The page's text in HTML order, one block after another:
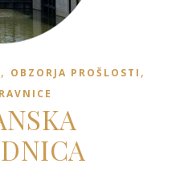
, OBZORJA PROŠLOSTI ,